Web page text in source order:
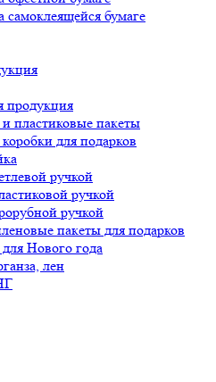
бумаге
продукция
пластиковые пакеты
для подарков
ручкой
ручкой
ручкой
пакеты для подарков
Нового года
лен